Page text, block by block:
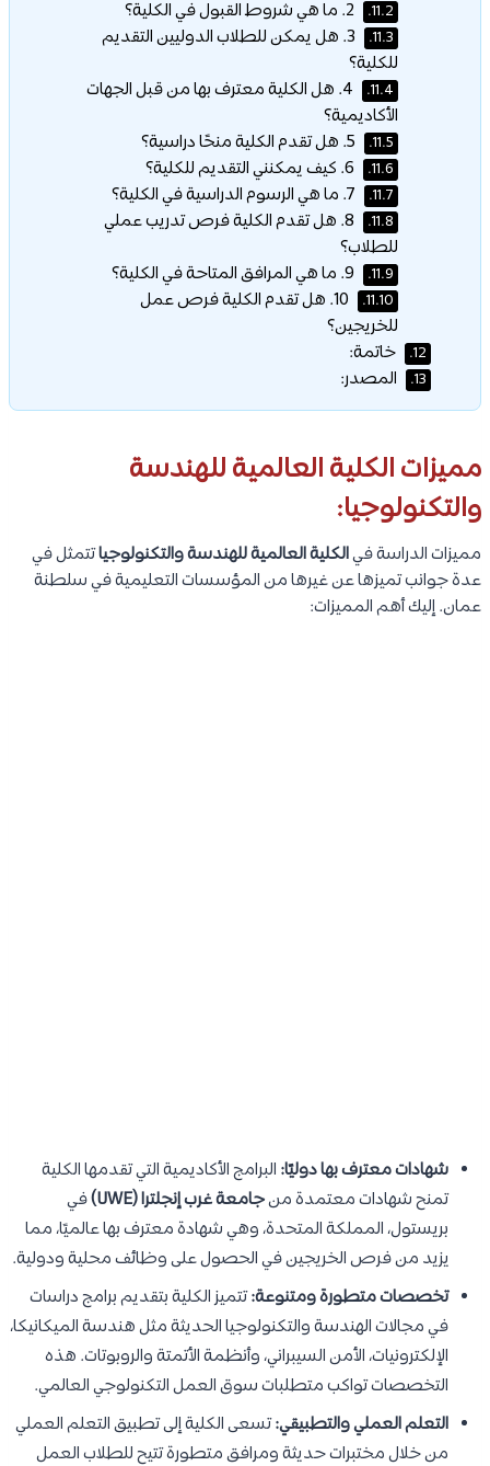
11.2.
11.3.
3. هل يمكن للطلاب الدوليين التقديم
للكلية؟
11.4.
4. هل الكلية معترف بها من قبل الجهات
الأكاديمية؟
11.5.
11.6.
11.7.
11.8.
8. هل تقدم الكلية فرص تدريب عملي
للطلاب؟
11.9.
11.10.
10. هل تقدم الكلية فرص عمل
للخريجين؟
12. خاتمة:
13. المصدر:
مميزات الكلية العالمية للهندسة
والتكنولوجيا:
مميزات الدراسة فيالكلية العالمية للهندسة والتكنولوجياتتمثل في
عدة جوانب تميزها عن غيرها من المؤسسات التعليمية في سلطنة
عمان. إليك أهم المميزات:
شهادات معترف بها دوليًا: البرامج الأكاديمية التي تقدمها الكلية
تمنح شهادات معتمدة منجامعة غرب إنجلترا (UWE)
في
بريستول، المملكة المتحدة، وهي شهادة معترف بها عالميًا، مما
يزيد من فرص الخريجين في الحصول على وظائف محلية ودولية.
تخصصات متطورة ومتنوعة:تتميز الكلية بتقديم برامج دراسات
في مجالات الهندسة والتكنولوجيا الحديثة مثل هندسة الميكانيكا،
الإلكترونيات، الأمن السيبراني، وأنظمة الأتمتة والروبوتات. هذه
التخصصات تواكب متطلبات سوق العمل التكنولوجي العالمي.
التعلم العملي والتطبيقي:تسعى الكلية إلى تطبيق التعلم العملي
من خلال مختبرات حديثة ومرافق متطورة تتيح للطلاب العمل